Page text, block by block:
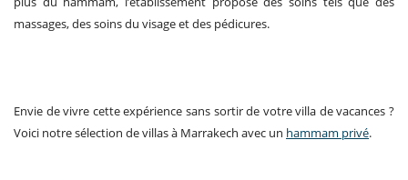
massages, des soins du visage et des pédicures.
Envie de vivre cette expérience sans sortir de votre villa de vacances ?
Voici notre sélection de villas à Marrakech avec un hammam privé.